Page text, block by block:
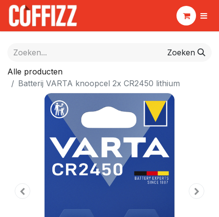
Zoeken
Alle producten
Batterij VARTA knoopcel 2x CR2450 lithium